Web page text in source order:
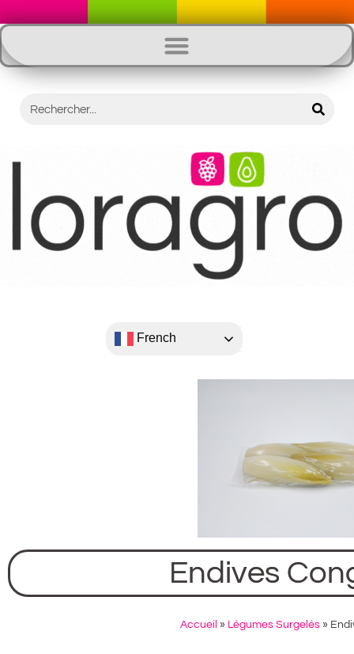
French
Endives
Accueil » Légumes Surgelés »